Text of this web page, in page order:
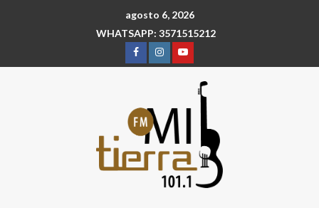
agosto 6, 2026
WHATSAPP: 3571515212